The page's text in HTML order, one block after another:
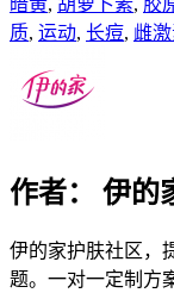
暗黄, 胡萝卜素, 胶
质, 运动, 长痘, 雌
作者： 伊的
伊的家护肤社区，
题。一对一定制方